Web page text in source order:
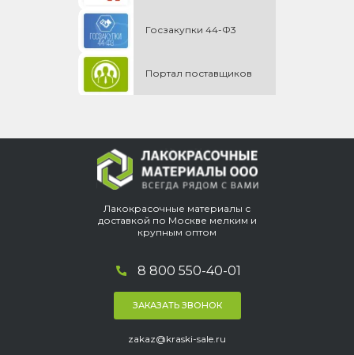
Госзакупки 44-Ф3
Портал поставщиков
Лакокрасочные материалы с
доставкой по Москве мелким и
крупным оптом
8 800 550-40-01
ЗАКАЗАТЬ ЗВОНОК
zakaz@kraski-sale.ru